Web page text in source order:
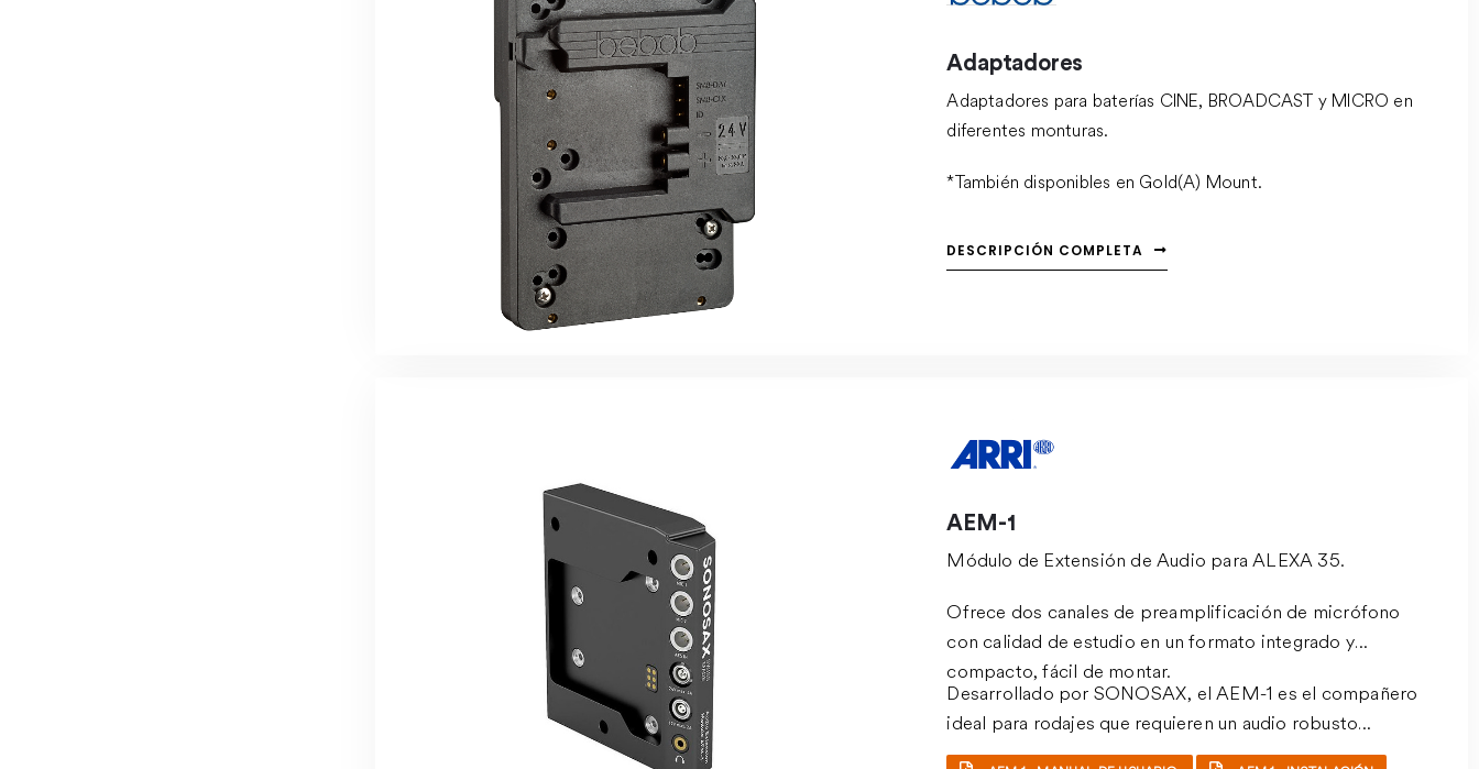
Adaptadores
Adaptadores para baterías CINE, BROADCAST y MICRO en
diferentes monturas.
*También disponibles en Gold(A) Mount.
DESCRIPCIÓN COMPLETA
AEM-1
Módulo de Extensión de Audio para ALEXA 35.
Ofrece dos canales de preamplificación de micrófono
con calidad de estudio en un formato integrado y
compacto, fácil de montar.
Desarrollado por SONOSAX, el AEM-1 es el compañero
ideal para rodajes que requieren un audio robusto
directamente en la cámara.